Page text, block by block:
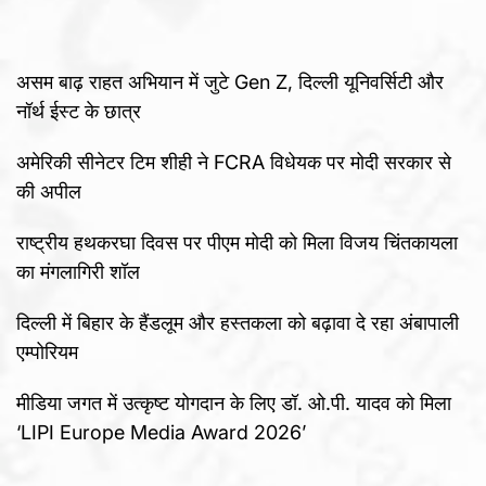
असम बाढ़ राहत अभियान में जुटे Gen Z, दिल्ली यूनिवर्सिटी और
नॉर्थ ईस्ट के छात्र
अमेरिकी सीनेटर टिम शीही ने FCRA विधेयक पर मोदी सरकार से
की अपील
राष्ट्रीय हथकरघा दिवस पर पीएम मोदी को मिला विजय चिंतकायला
का मंगलागिरी शॉल
दिल्ली में बिहार के हैंडलूम और हस्तकला को बढ़ावा दे रहा अंबापाली
एम्पोरियम
मीडिया जगत में उत्कृष्ट योगदान के लिए डॉ. ओ.पी. यादव को मिला
‘LIPI Europe Media Award 2026’